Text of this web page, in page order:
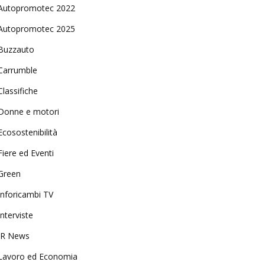
2022
2025
e motori
ed Eventi
TV
News
ed Economia